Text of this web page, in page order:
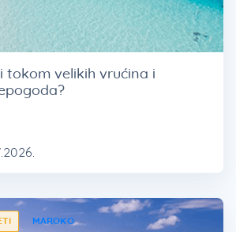
tokom velikih vrućina i
MAROKO